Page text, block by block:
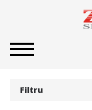
Filtru